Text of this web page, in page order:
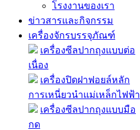
โรงงานของเรา
ข่าวสารและกิจกรรม
เครื่องจักรบรรจุภัณฑ์
เครื่องซีลปากถุงแบบต่อ
เนื่อง
เครื่องปิดฝาฟอยล์หลัก
การเหนี่ยวนำแม่เหล็กไฟฟ้า
เครื่องซีลปากถุงแบบมือ
กด